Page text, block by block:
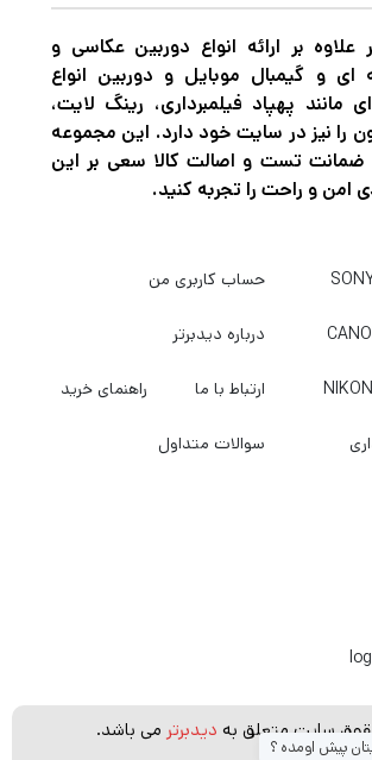
و حمل و نقل جمع می شود. برای
تخیلی که به پتانسیل شکل دادن به
خود با شکل دادن به معنای واقعی
نور پی می برند مفید است. از
نگهدارنده X-mount زمانی استفاده کنید. می
به عنوان یک پنل معمولی استفاده
شرایط نور محیطی، مطابقت با سایر
عکاسی خلاقانه روبرو شود. این
توان بر روی کنترلر دستگاه تنظیم کرد
کرد.
علاوه بر ارائه انواع دوربین عکاسی و
ای و گیمبال موبایل و دوربین انواع
مانند پهپاد فیلمبرداری، رینگ لایت،
را نیز در سایت خود دارد. این مجموعه
ضمانت تست و اصالت کالا سعی بر این
امن و راحت را تجربه کنید.
حساب کاربری من
درباره دیدبرتر
ارتباط با ما راهنمای خرید
سوالات متداول
سایت متعلق به دیدبرتر می باشد.
پیش اومده ؟